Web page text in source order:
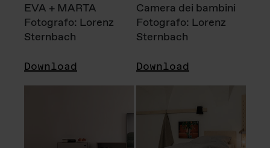
EVA + MARTA
Fotografo: Lorenz
Sternbach
Download
Camera dei bambini
Fotografo: Lorenz
Sternbach
Download